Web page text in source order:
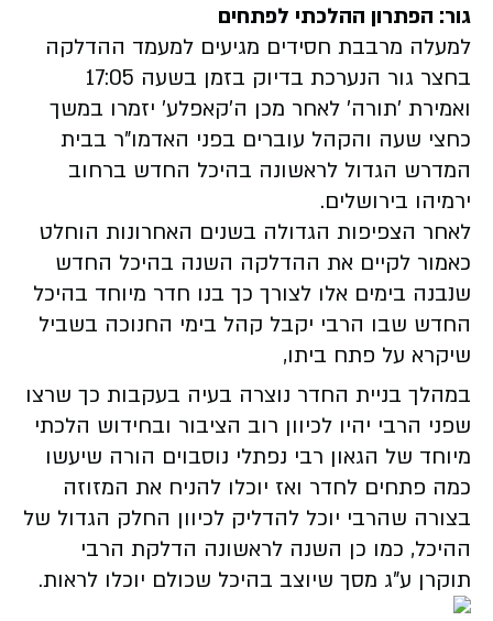
גור: הפתרון ההלכתי לפתחים
למעלה מרבבת חסידים מגיעים למעמד ההדלקה
בחצר גור הנערכת בדיוק בזמן בשעה 17:05
ואמירת 'תורה' לאחר מכן ה'קאפלע' יזמרו במשך
כחצי שעה והקהל עוברים בפני האדמו"ר בבית
המדרש הגדול לראשונה בהיכל החדש ברחוב
ירמיהו בירושלים.
לאחר הצפיפות הגדולה בשנים האחרונות הוחלט
כאמור לקיים את ההדלקה השנה בהיכל החדש
שנבנה בימים אלו לצורך כך בנו חדר מיוחד בהיכל
החדש שבו הרבי יקבל קהל בימי החנוכה בשביל
שיקרא על פתח ביתו,
במהלך בניית החדר נוצרה בעיה בעקבות כך שרצו
שפני הרבי יהיו לכיוון רוב הציבור ובחידוש הלכתי
מיוחד של הגאון רבי נפתלי נוסבוים הורה שיעשו
כמה פתחים לחדר ואז יוכלו להניח את המזוזה
בצורה שהרבי יוכל להדליק לכיוון החלק הגדול של
ההיכל, כמו כן השנה לראשונה הדלקת הרבי
תוקרן ע"ג מסך שיוצב בהיכל שכולם יוכלו לראות.